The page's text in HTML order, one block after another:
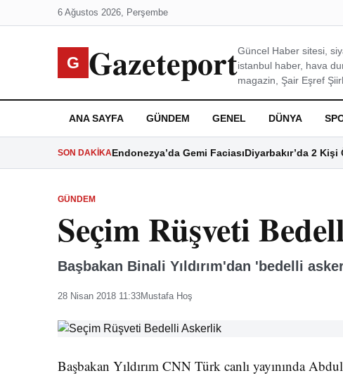
6 Ağustos 2026, Perşembe
G GazeteportGüncel Haber sitesi,
istanbul haber, hava
magazin, Şair Eşref
ANA SAYFA GÜNDEM GENEL DÜNYA
SON DAKIKAEndonezya’da Gemi FaciasıDiyarbakır’da 2 Kişi
GÜNDEM
Seçim Rüşveti
Başbakan Binali Yıldırım'dan 'bedelli
28 Nisan 2018 11:33Mustafa Hoş
Başbakan Yıldırım CNN Türk canlı yayınında